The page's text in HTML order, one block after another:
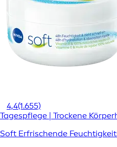
4,4(1.655)
Tagespflege | Trockene
Soft Erfrischende